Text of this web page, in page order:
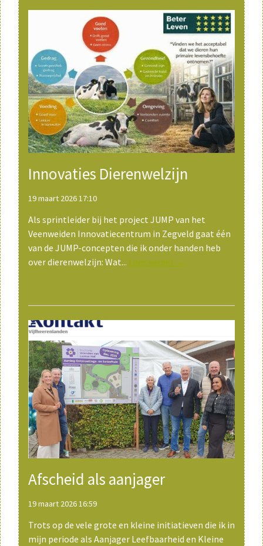
Innovaties Dierenwelzijn
19 maart 2026 17:10
Als sprintleider bij het project JUMP van het
Veenweiden Innovatiecentrum in Zegveld gaat één
van de JUMP-concepten die ik onder handen heb
over dierenwelzijn: Wat... Lees verder →
Afscheid als aanjager
19 maart 2026 16:59
Trots op de vele grote en kleine initiatieven die ik in
mijn periode als Aanjager Leefbaarheid en Kleine